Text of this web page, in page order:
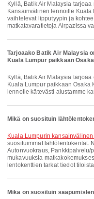
Kyllä, Batik Air Malaysia tarjoaa matkatavaraedun Kotimaan &
Kansainvälinen lennoille Kuala
vaihtelevat lipputyypin ja
matkatavaratietoja Airpazissa
Tarjoaako Batik Air Malaysia
Kuala Lumpur paikkaan
Kyllä, Batik Air Malaysia tarjoaa online-selvityksen lennolle kohteesta
Kuala Lumpur paikkaan Osaka
lennolle kätevästi alustamme
Mikä on suosituin
Kuala Lumpurin
suosituimmat lähtölentokentät.
Autonvuokraus, Pankkipalvelu/
mukavuuksia
lentokenttien tarkat tiedot
Mikä on suosituin